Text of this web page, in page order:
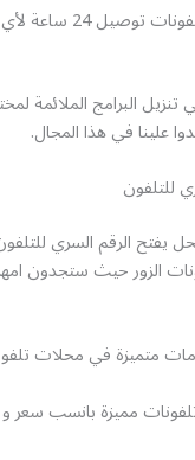
أيضا نوفر محل
البرامج الملائمة
علينا في هذا المجال.
للتلفون
يفتح الرقم السري
الزور حيث ستجدون
متميزة في محلات
مميزة بانسب سعر